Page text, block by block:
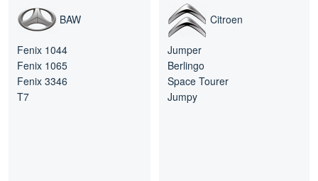
BAW
Fenix 1044
Fenix 1065
Fenix 3346
T7
Citroen
Jumper
Berlingo
Space Tourer
Jumpy